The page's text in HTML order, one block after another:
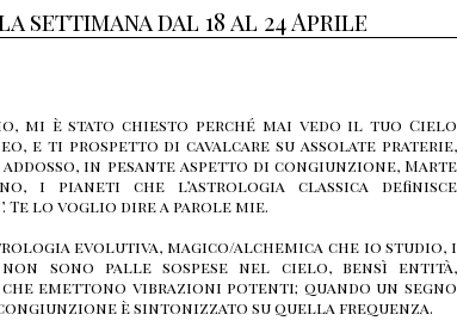
settimana dal 18 al 24 Aprile
mi è stato chiesto perché mai vedo il tuo Cielo
e ti prospetto di cavalcare su assolate praterie,
in pesante aspetto di congiunzione, Marte
i pianeti che l’astrologia classica definisce
Te lo voglio dire a parole mie.
evolutiva, magico/alchemica che io studio, i
sono palle sospese nel cielo, bensì entità,
emettono vibrazioni potenti; quando un segno
è sintonizzato su quella frequenza.